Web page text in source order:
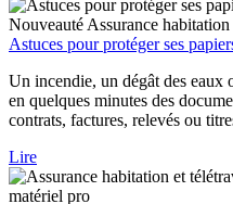
Nouveauté Assurance habitation
Astuces pour protéger ses
Un incendie, un dégât des eaux
en quelques minutes des
contrats, factures, relevés ou
Lire